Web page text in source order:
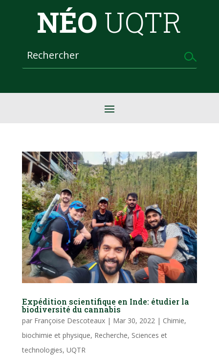
NÉO UQTR
Expédition scientifique en Inde: étudier la
biodiversité du cannabis
par Françoise Descoteaux| Mar 30, 2022 | Chimie,
biochimie et physique, Recherche, Sciences et
technologies, UQTR